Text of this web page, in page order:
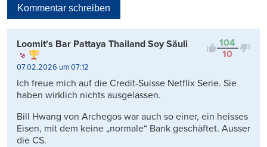
Kontrovers
Kommentar schreiben
104
10
Loomit's Bar Pattaya Thailand Soy Säuli
07.02.2026 um 07:12
Ich freue mich auf die Credit-Suisse Netflix Serie. Sie
haben wirklich nichts ausgelassen.
Bill Hwang von Archegos war auch so einer, ein heisses
Eisen, mit dem keine „normale“ Bank geschäftet. Ausser
die CS.